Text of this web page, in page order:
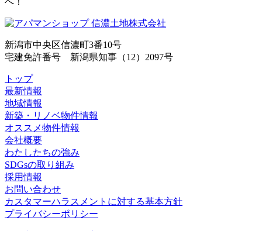
新潟市中央区信濃町3番10号
宅建免許番号 新潟県知事（12）2097号
トップ
最新情報
地域情報
新築・リノベ物件情報
オススメ物件情報
会社概要
わたしたちの強み
SDGsの取り組み
採用情報
お問い合わせ
カスタマーハラスメントに対する基本方針
プライバシーポリシー